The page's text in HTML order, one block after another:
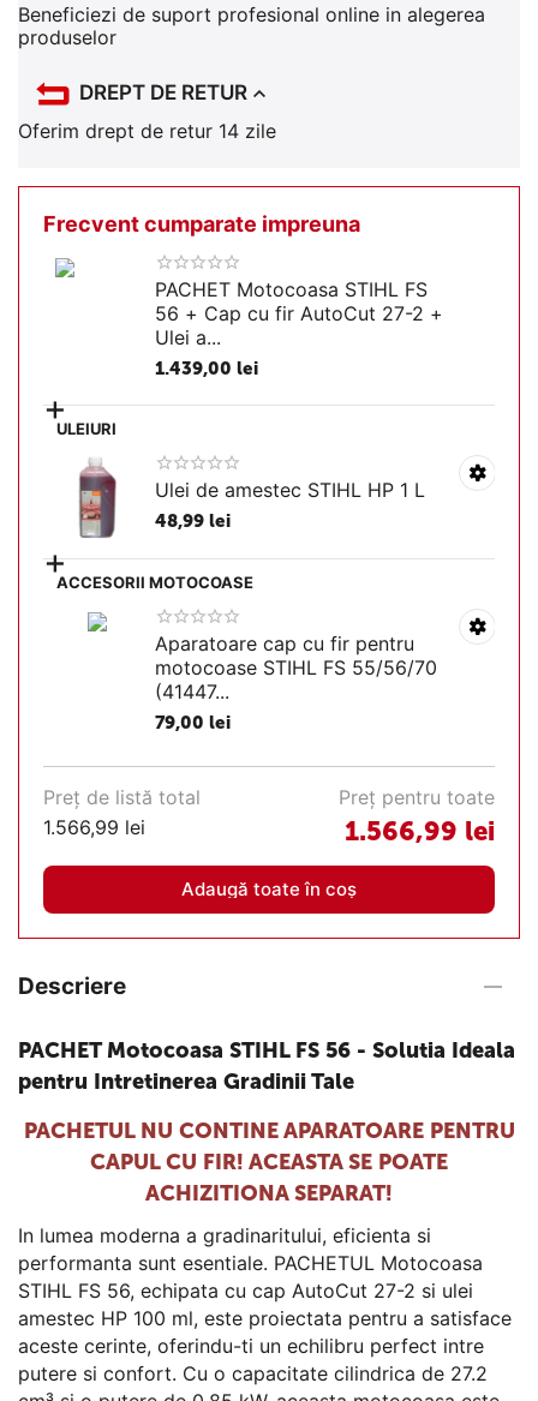
Beneficiezi de suport profesional online in alegerea
produselor
DREPT DE RETUR
Oferim drept de retur 14 zile
Frecvent cumparate impreuna
PACHET Motocoasa STIHL FS
56 + Cap cu fir AutoCut 27-2 +
Ulei a...
1.439,00 lei
+ULEIURI
Ulei de amestec STIHL HP 1 L
48,99 lei
+ACCESORII MOTOCOASE
Aparatoare cap cu fir pentru
motocoase STIHL FS 55/56/70
(41447...
79,00 lei
Preț de listă total
1.566,99 lei
Preț pentru toate
1.566,99 lei
Adaugă toate în coș
Descriere
PACHET Motocoasa STIHL FS 56 - Solutia Ideala
pentru Intretinerea Gradinii Tale
PACHETUL NU CONTINE APARATOARE PENTRU
CAPUL CU FIR! ACEASTA SE POATE
ACHIZITIONA SEPARAT!
In lumea moderna a gradinaritului, eficienta si
performanta sunt esentiale. PACHETUL Motocoasa
STIHL FS 56, echipata cu cap AutoCut 27-2 si ulei
amestec HP 100 ml, este proiectata pentru a satisface
aceste cerinte, oferindu-ti un echilibru perfect intre
putere si confort. Cu o capacitate cilindrica de 27.2